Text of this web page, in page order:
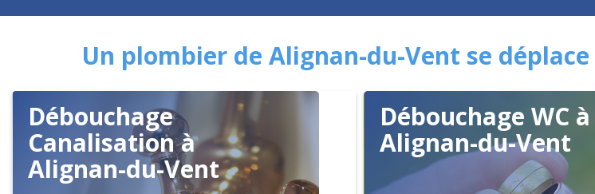
Un plombier de Alignan-du-Vent se
Débouchage
Canalisation à
Alignan-du-Vent
Débouchage WC à
Alignan-du-Vent